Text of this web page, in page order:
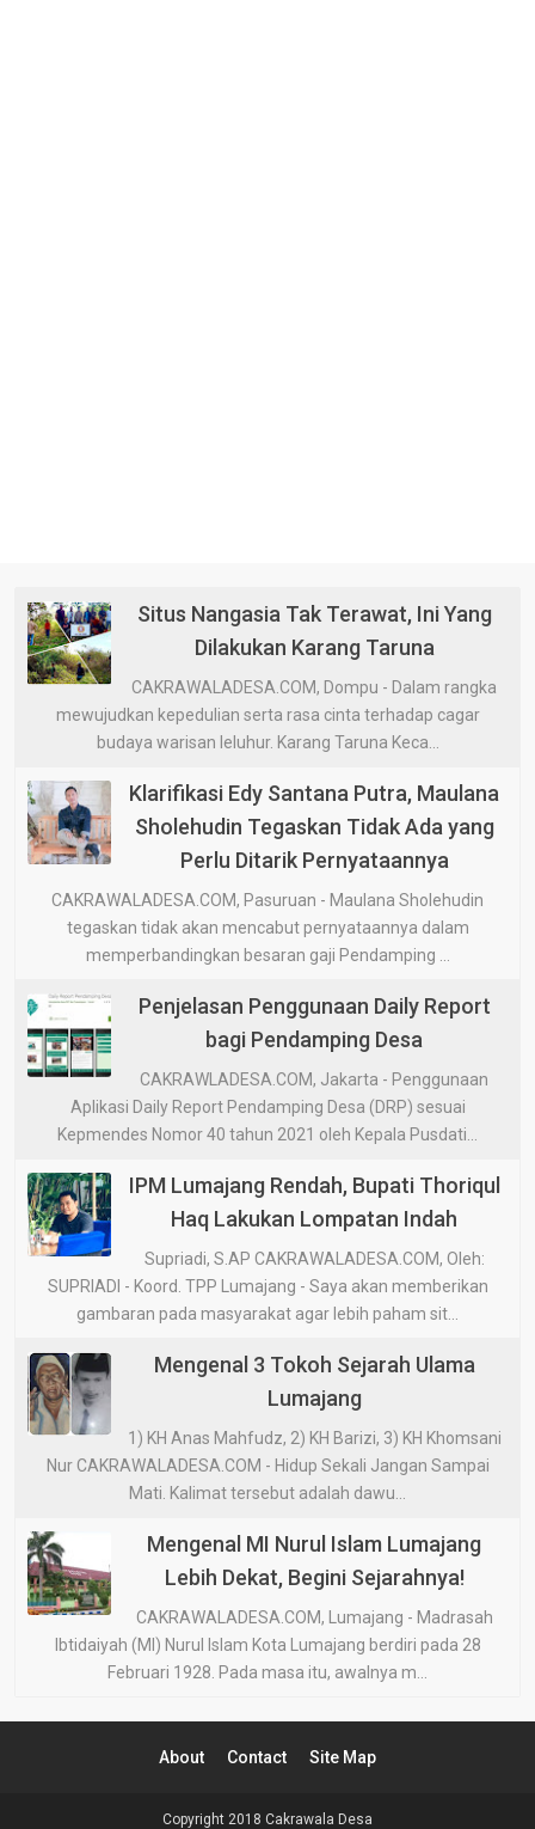
Situs Nangasia Tak Terawat, Ini Yang
Dilakukan Karang Taruna
CAKRAWALADESA.COM, Dompu - Dalam rangka
mewujudkan kepedulian serta rasa cinta terhadap cagar
budaya warisan leluhur. Karang Taruna Keca...
Klarifikasi Edy Santana Putra, Maulana
Sholehudin Tegaskan Tidak Ada yang
Perlu Ditarik Pernyataannya
CAKRAWALADESA.COM, Pasuruan - Maulana Sholehudin
tegaskan tidak akan mencabut pernyataannya dalam
memperbandingkan besaran gaji Pendamping ...
Penjelasan Penggunaan Daily Report
bagi Pendamping Desa
CAKRAWLADESA.COM, Jakarta - Penggunaan
Aplikasi Daily Report Pendamping Desa (DRP) sesuai
Kepmendes Nomor 40 tahun 2021 oleh Kepala Pusdati...
IPM Lumajang Rendah, Bupati Thoriqul
Haq Lakukan Lompatan Indah
Supriadi, S.AP CAKRAWALADESA.COM, Oleh:
SUPRIADI - Koord. TPP Lumajang - Saya akan memberikan
gambaran pada masyarakat agar lebih paham sit...
Mengenal 3 Tokoh Sejarah Ulama
Lumajang
1) KH Anas Mahfudz, 2) KH Barizi, 3) KH Khomsani
Nur CAKRAWALADESA.COM - Hidup Sekali Jangan Sampai
Mati. Kalimat tersebut adalah dawu...
Mengenal MI Nurul Islam Lumajang
Lebih Dekat, Begini Sejarahnya!
CAKRAWALADESA.COM, Lumajang - Madrasah
Ibtidaiyah (MI) Nurul Islam Kota Lumajang berdiri pada 28
Februari 1928. Pada masa itu, awalnya m...
About Contact Site Map
Copyright 2018 Cakrawala Desa